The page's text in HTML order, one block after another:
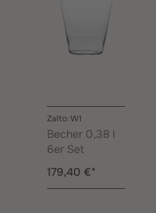
Zalto: W1
Becher 0,38 l
6er Set
179,40 €*